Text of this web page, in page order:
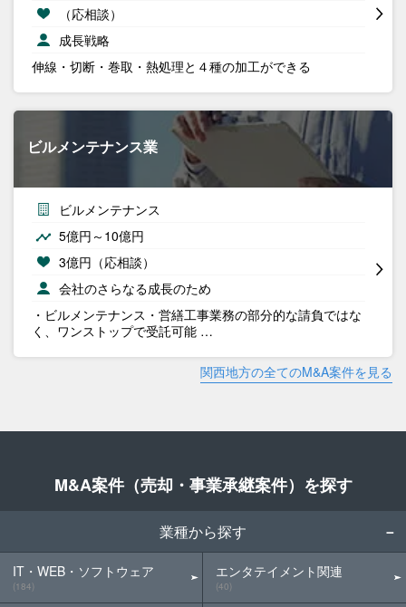
（応相談）
成長戦略
伸線・切断・巻取・熱処理と４種の加工ができる
ビルメンテナンス業
ビルメンテナンス
5億円～10億円
3億円（応相談）
会社のさらなる成長のため
・ビルメンテナンス・営繕工事業務の部分的な請負ではな
く、ワンストップで受託可能 …
関西地方の全てのM&A案件を見る
M&A案件（売却・事業承継案件）を探す
業種から探す
IT・WEB・ソフトウェア
(184)
エンタテイメント関連
(40)